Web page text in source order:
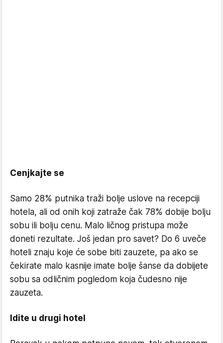
Cenjkajte se
Samo 28% putnika traži bolje uslove na recepciji
hotela, ali od onih koji zatraže čak 78% dobije bolju
sobu ili bolju cenu. Malo ličnog pristupa može
doneti rezultate. Još jedan pro savet? Do 6 uveče
hoteli znaju koje će sobe biti zauzete, pa ako se
čekirate malo kasnije imate bolje šanse da dobijete
sobu sa odličnim pogledom koja čudesno nije
zauzeta.
Idite u drugi hotel